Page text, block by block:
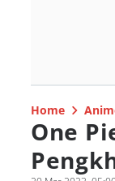
Home
One